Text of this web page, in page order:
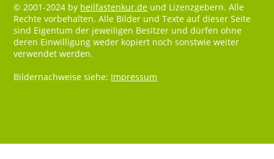
© 2001-2024 by heilfastenkur.de und Lizenzgebern. Alle
Rechte vorbehalten. Alle Bilder und Texte auf dieser Seite
sind Eigentum der jeweiligen Besitzer und dürfen ohne
deren Einwilligung weder kopiert noch sonstwie weiter
verwendet werden.
Bildernachweise siehe: Impressum